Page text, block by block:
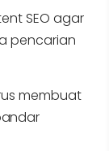
SEO agar
pencarian
membuat